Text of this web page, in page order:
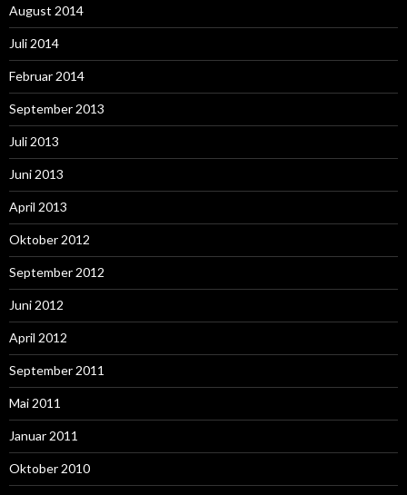
August 2014
Juli 2014
Februar 2014
September 2013
Juli 2013
Juni 2013
April 2013
Oktober 2012
September 2012
Juni 2012
April 2012
September 2011
Mai 2011
Januar 2011
Oktober 2010